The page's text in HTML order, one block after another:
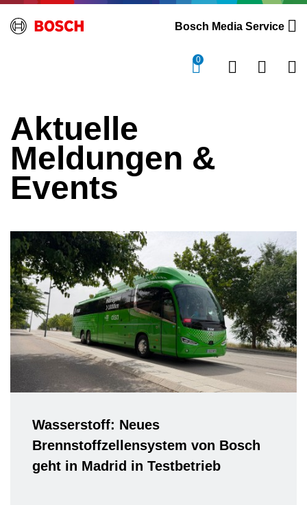
Bosch Media Service
0
Aktuelle
Meldungen &
Events
Wasserstoff: Neues
Brennstoffzellensystem von Bosch
geht in Madrid in Testbetrieb